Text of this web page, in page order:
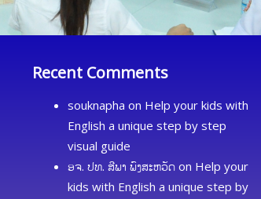
Recent Comments
souknapha on Help your kids with
English a unique step by step
visual guide
ອຈ. ປທ. ສີພາ ພົງສະຫວັດ on Help your
kids with English a unique step by